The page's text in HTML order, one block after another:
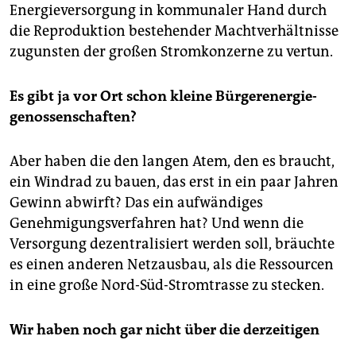
Energieversorgung in kommunaler Hand durch
die Reproduktion bestehender Machtverhältnisse
zugunsten der großen Stromkonzerne zu vertun.
Es gibt ja vor Ort schon kleine Bürger­energie­
genossenschaften?
Aber haben die den langen Atem, den es braucht,
ein Windrad zu bauen, das erst in ein paar Jahren
Gewinn abwirft? Das ein aufwändiges
Genehmigungsverfahren hat? Und wenn die
Versorgung dezentralisiert werden soll, bräuchte
es einen anderen Netzausbau, als die Ressourcen
in eine große Nord-Süd-Stromtrasse zu stecken.
Wir haben noch gar nicht über die derzeitigen